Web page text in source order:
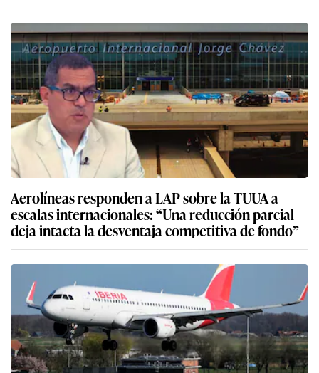
Aerolíneas responden a LAP sobre la TUUA a
escalas internacionales: “Una reducción parcial
deja intacta la desventaja competitiva de fondo”